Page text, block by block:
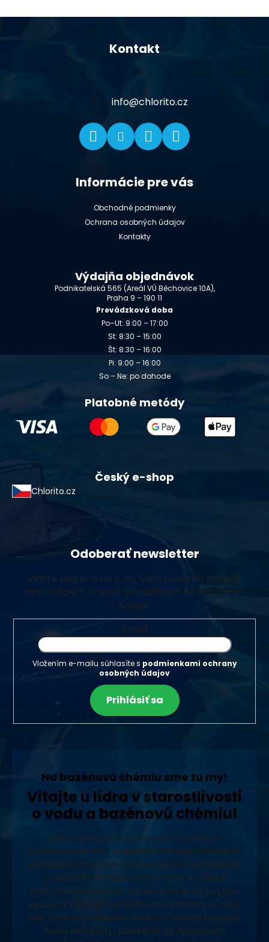
Z
Kontakt
info@chlorito.cz
Informácie pre vás
Obchodné podmienky
Ochrana osobných údajov
Kontakty
Výdajňa objednávok
Podnikatelská 565 (Areál VÚ Běchovice 10A),
Praha 9 – 190 11
Prevádzková doba
Po–Ut: 9:00 – 17:00
St: 8:30 – 15:00
Št: 8:30 – 16:00
Pi: 9:00 – 16:00
So – Ne: po dohode
Platobné metódy
Český e-shop
Chlorito.cz
Odoberať newsletter
Vložte svoj e-mail a my Vám budeme zasielať
informácie o nových produktoch na našom e-
shope.
Email
Vložením e-mailu súhlasíte s podmienkami ochrany
osobných údajov
Prihlásiť sa
Na bazénovú chémiu sme tu my!
Vitajte u lídra v starostlivosti
o vodu a bazénovú chémiu!
Naša rodinná firma sa pýši tradíciou,
vysokoškolským vzdelaním v oblasti čistiarní
odpadových vôd a vodárenských technológií
a neustálym zdokonaľovaním v oblasti
starostlivosti o vodu. Ponúkame široký výber
vysoko kvalitných prípravkov vlastnej výroby
pre čistú a bezpečnú vodu vo vašom bazéne.
Naše produkty, založené na najlepších